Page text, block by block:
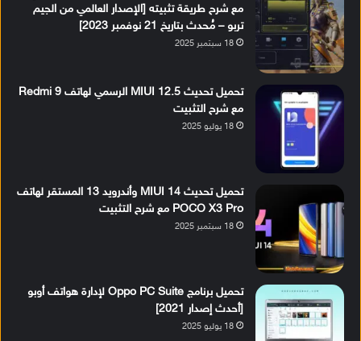
مع شرح طريقة تثبيته [الإصدار العالمي من الجيم
تربو – مُحدث بتاريخ 21 نوفمبر 2023]
18 سبتمبر 2025
تحميل تحديث MIUI 12.5 الرسمي لهاتف Redmi 9
مع شرح التثبيت
18 يوليو 2025
تحميل تحديث MIUI 14 وأندرويد 13 المستقر لهاتف
POCO X3 Pro مع شرح التثبيت
18 سبتمبر 2025
تحميل برنامج Oppo PC Suite لإدارة هواتف أوبو
[أحدث إصدار 2021]
18 يوليو 2025